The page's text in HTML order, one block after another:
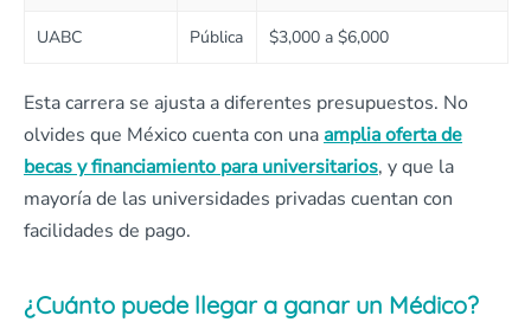
UABC Pública $3,000 a $6,000
Esta carrera se ajusta a diferentes presupuestos. No
olvides que México cuenta con unaamplia oferta de
becas y financiamiento para universitarios, y que la
mayoría de las universidades privadas cuentan con
facilidades de pago.
¿Cuánto puede llegar a ganar un Médico?